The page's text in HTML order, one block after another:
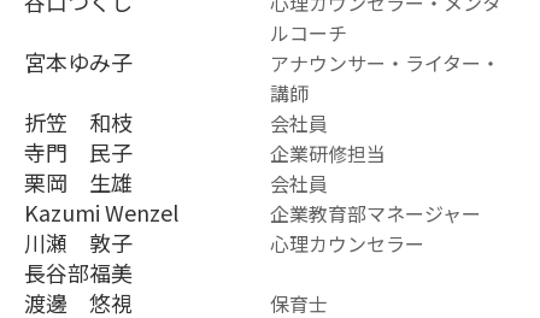
ルコーチ
宮本ゆみ子
アナウンサー・ライター・
講師
折笠 和枝 会社員
寺門 民子 企業研修担当
栗岡 生雄 会社員
Kazumi Wenzel 企業教育部マネージャー
川瀬 敦子 心理カウンセラー
長谷部福美
渡邊 悠視
保育士